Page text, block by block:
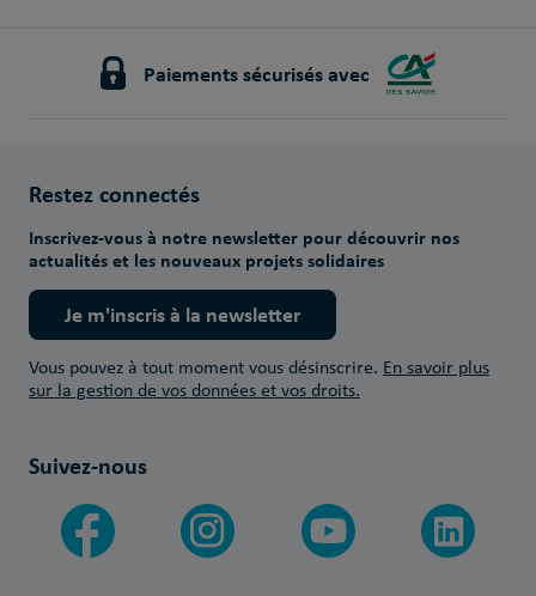
Paiements sécurisés avec
Restez connectés
Inscrivez-vous à notre newsletter pour découvrir nos
actualités et les nouveaux projets solidaires
Je m'inscris à la newsletter
Vous pouvez à tout moment vous désinscrire. En savoir plus
sur la gestion de vos données et vos droits.
Suivez-nous